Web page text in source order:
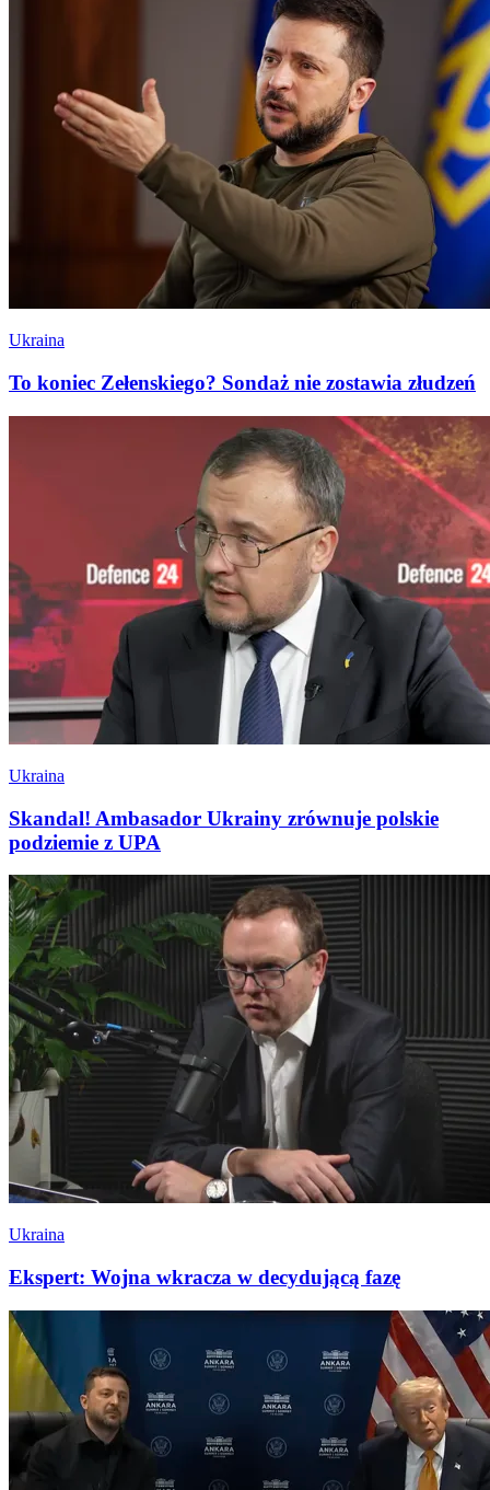
Ukraina
To koniec Zełenskiego? Sondaż nie zostawia złudzeń
Ukraina
Skandal! Ambasador Ukrainy zrównuje polskie
podziemie z UPA
Ukraina
Ekspert: Wojna wkracza w decydującą fazę